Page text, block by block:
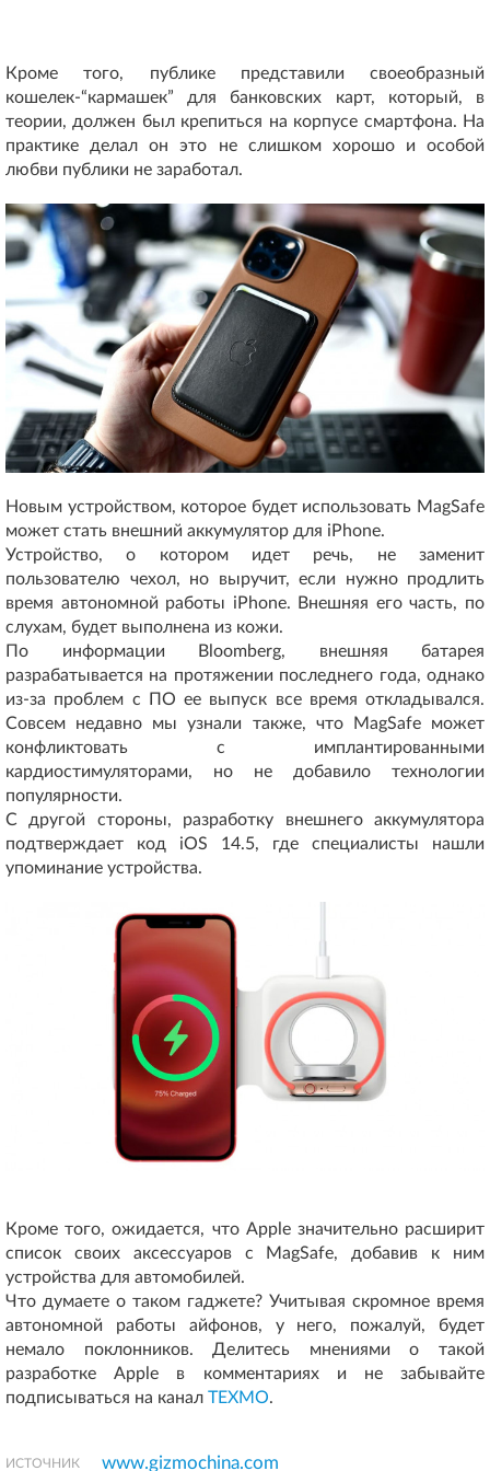
Кроме того, публике представили своеобразный
кошелек-“кармашек” для банковских карт, который, в
теории, должен был крепиться на корпусе смартфона. На
практике делал он это не слишком хорошо и особой
любви публики не заработал.
Новым устройством, которое будет использовать MagSafe
может стать внешний аккумулятор для iPhone.
Устройство, о котором идет речь, не заменит
пользователю чехол, но выручит, если нужно продлить
время автономной работы iPhone. Внешняя его часть, по
слухам, будет выполнена из кожи.
По информации Bloomberg, внешняя батарея
разрабатывается на протяжении последнего года, однако
из-за проблем с ПО ее выпуск все время откладывался.
Совсем недавно мы узнали также, что MagSafe может
конфликтовать с имплантированными
кардиостимуляторами, но не добавило технологии
популярности.
С другой стороны, разработку внешнего аккумулятора
подтверждает код iOS 14.5, где специалисты нашли
упоминание устройства.
Кроме того, ожидается, что Apple значительно расширит
список своих аксессуаров с MagSafe, добавив к ним
устройства для автомобилей.
Что думаете о таком гаджете? Учитывая скромное время
автономной работы айфонов, у него, пожалуй, будет
немало поклонников. Делитесь мнениями о такой
разработке Apple в комментариях и не забывайте
подписываться на канал ТЕХМО.
ИСТОЧНИК www.gizmochina.com